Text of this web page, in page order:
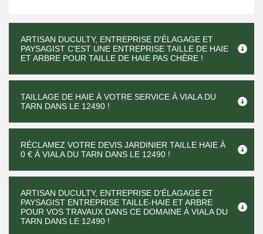
ARTISAN DUCULTY, ENTREPRISE D'ÉLAGAGE ET
PAYSAGIST C'EST UNE ENTREPRISE TAILLE DE HAIE
ET ARBRE POUR TAILLE DE HAIE PAS CHÈRE !
TAILLAGE DE HAIE À VOTRE SERVICE À VIALA DU
TARN DANS LE 12490 !
RÉCLAMEZ VOTRE DEVIS JARDINIER TAILLE HAIE À
0 € À VIALA DU TARN DANS LE 12490 !
ARTISAN DUCULTY, ENTREPRISE D'ÉLAGAGE ET
PAYSAGIST ENTREPRISE TAILLE-HAIE ET ARBRE
POUR VOS TRAVAUX DANS CE DOMAINE À VIALA DU
TARN DANS LE 12490 !